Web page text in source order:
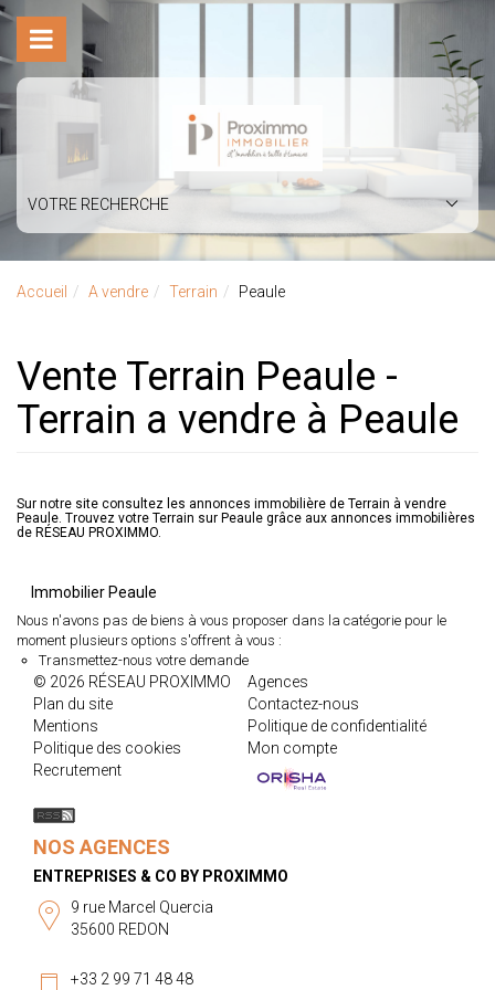
VOTRE RECHERCHE
Accueil A vendre Terrain Peaule
Vente Terrain Peaule -
Terrain a vendre à Peaule
Sur notre site consultez les annonces immobilière de Terrain à vendre
Peaule. Trouvez votre Terrain sur Peaule grâce aux annonces immobilières
de RÉSEAU PROXIMMO.
Immobilier Peaule
Nous n'avons pas de biens à vous proposer dans la catégorie pour le
moment plusieurs options s'offrent à vous :
Transmettez-nous votre demande
© 2026 RÉSEAU PROXIMMO
Agences
Plan du site
Contactez-nous
Mentions
Politique de confidentialité
Politique des cookies
Mon compte
Recrutement
NOS AGENCES
ENTREPRISES & CO BY PROXIMMO
9 rue Marcel Quercia
35600 REDON
+33 2 99 71 48 48